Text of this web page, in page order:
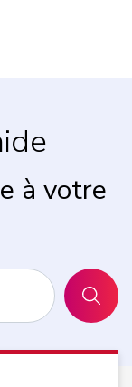
à votre